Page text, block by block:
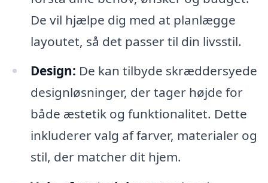
De vil hjælpe dig med at planlægge
layoutet, så det passer til din livsstil.
Design: De kan tilbyde skræddersyede
designløsninger, der tager højde for
både æstetik og funktionalitet. Dette
inkluderer valg af farver, materialer og
stil, der matcher dit hjem.